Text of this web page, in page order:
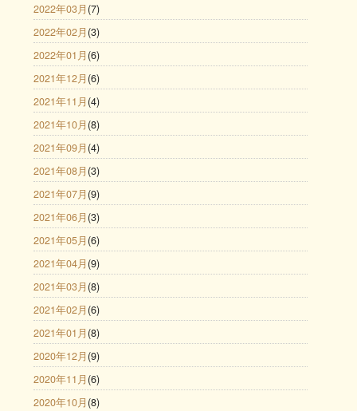
2022年03月 (7)
2022年02月 (3)
2022年01月 (6)
2021年12月 (6)
2021年11月 (4)
2021年10月 (8)
2021年09月 (4)
2021年08月 (3)
2021年07月 (9)
2021年06月 (3)
2021年05月 (6)
2021年04月 (9)
2021年03月 (8)
2021年02月 (6)
2021年01月 (8)
2020年12月 (9)
2020年11月 (6)
2020年10月 (8)